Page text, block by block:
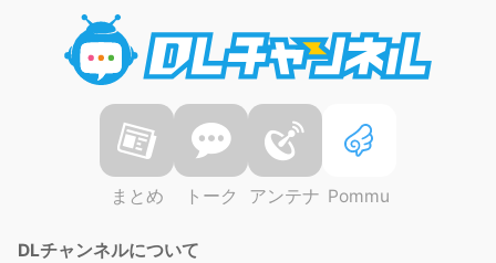
まとめ トーク アンテナ Pommu
DLチャンネルについて